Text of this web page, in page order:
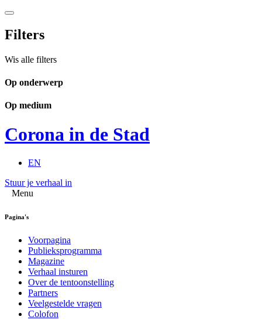
Filters
Wis alle filters
Op onderwerp
Op medium
Corona in de Stad
EN
Stuur je verhaal in
Menu
Pagina's
Voorpagina
Publieksprogramma
Magazine
Verhaal insturen
Over de tentoonstelling
Partners
Veelgestelde vragen
Colofon